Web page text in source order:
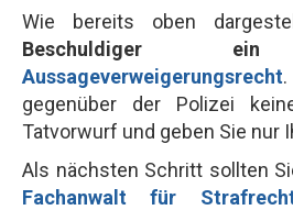
Wie bereits oben
Beschuldiger ein
Aussageverweigerungsrecht
gegenüber der Polizei
Tatvorwurf und geben Sie nur
Als nächsten Schritt sollten
Fachanwalt für